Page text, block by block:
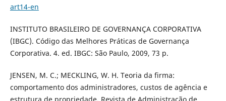
art14-en
INSTITUTO BRASILEIRO DE GOVERNANÇA CORPORATIVA
(IBGC). Código das Melhores Práticas de Governança
Corporativa. 4. ed. IBGC: São Paulo, 2009, 73 p.
JENSEN, M. C.; MECKLING, W. H. Teoria da firma:
comportamento dos administradores, custos de agência e